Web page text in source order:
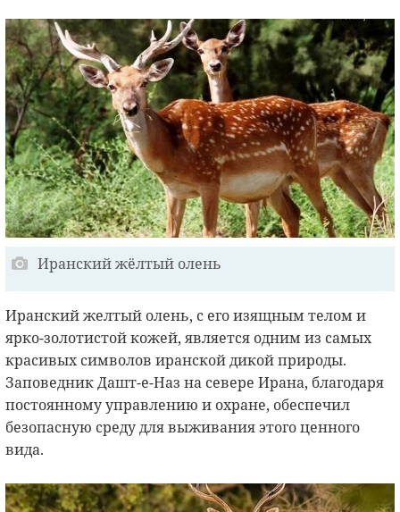
Иранский жёлтый олень
Иранский желтый олень, с его изящным телом и
ярко-золотистой кожей, является одним из самых
красивых символов иранской дикой природы.
Заповедник Дашт-е-Наз на севере Ирана, благодаря
постоянному управлению и охране, обеспечил
безопасную среду для выживания этого ценного
вида.